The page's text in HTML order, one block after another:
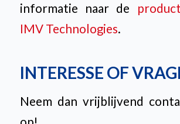
informatie naar de
IMV Technologies.
INTERESSE OF
Neem dan vrijblijvend